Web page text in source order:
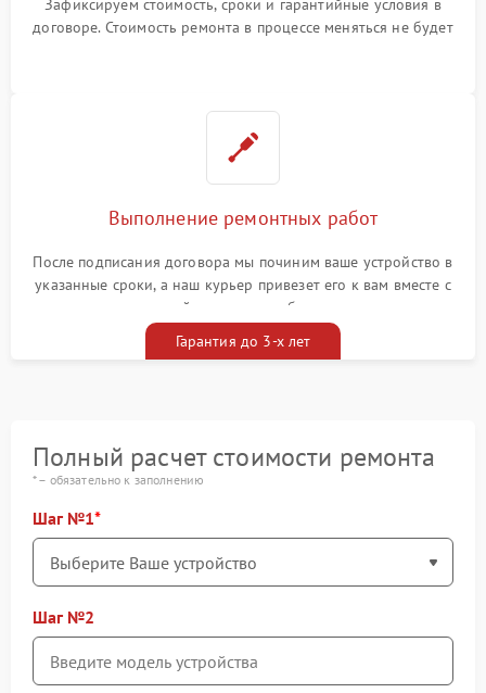
Зафиксируем стоимость, сроки и гарантийные условия в
договоре. Стоимость ремонта в процессе меняться не будет
Выполнение ремонтных работ
После подписания договора мы починим ваше устройство в
указанные сроки, а наш курьер привезет его к вам вместе с
гарантийным талоном бесплатно
Гарантия до 3-х лет
Полный расчет стоимости ремонта
* – обязательно к заполнению
Шаг №1
Шаг №2